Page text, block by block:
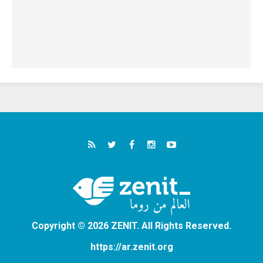
Copyright © 2026 ZENIT. All Rights Reserved.
https://ar.zenit.org